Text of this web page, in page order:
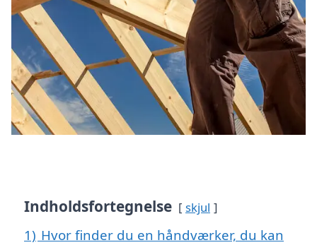
Indholdsfortegnelse skjul
1) Hvor finder du en håndværker, du kan